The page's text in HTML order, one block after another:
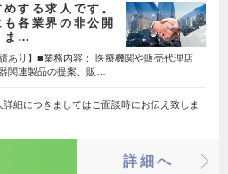
する求人です。
各業界の非公開
ま…
あり】■業務内容： 医療機関や販売代理店
関連製品の提案、販…
細につきましてはご面談時にお伝え致しま
詳細へ